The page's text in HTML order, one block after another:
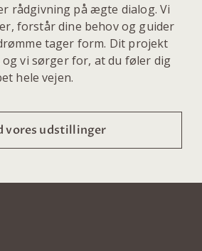
rådgivning på ægte dialog. Vi
forstår dine behov og guider
tager form. Dit projekt
vi sørger for, at du føler dig
hele vejen.
vores udstillinger